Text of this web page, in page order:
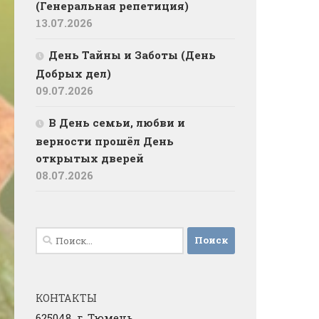
(Генеральная репетиция)
13.07.2026
День Тайны и Заботы (День
Добрых дел)
09.07.2026
В День семьи, любви и
верности прошёл День
открытых дверей
08.07.2026
Найти:
КОНТАКТЫ